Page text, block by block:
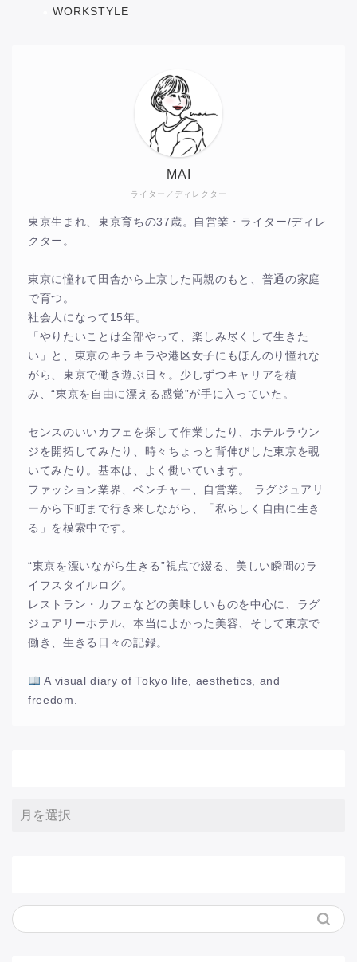
WORKSTYLE
ライター／ディレクター
MAI
東京生まれ、東京育ちの37歳。自営業・ライター/ディレ
クター。
東京に憧れて田舎から上京した両親のもと、普通の家庭
で育つ。
社会人になって15年。
「やりたいことは全部やって、楽しみ尽くして生きた
い」と、東京のキラキラや港区女子にもほんのり憧れな
がら、東京で働き遊ぶ日々。少しずつキャリアを積
み、“東京を自由に漂える感覚”が手に入っていた。
センスのいいカフェを探して作業したり、ホテルラウン
ジを開拓してみたり、時々ちょっと背伸びした東京を覗
いてみたり。基本は、よく働いています。
ファッション業界、ベンチャー、自営業。 ラグジュアリ
ーから下町まで行き来しながら、「私らしく自由に生き
る」を模索中です。
“東京を漂いながら生きる”視点で綴る、美しい瞬間のラ
イフスタイルログ。
レストラン・カフェなどの美味しいものを中心に、ラグ
ジュアリーホテル、本当によかった美容、そして東京で
働き、生きる日々の記録。
A visual diary of Tokyo life, aesthetics, and
freedom.